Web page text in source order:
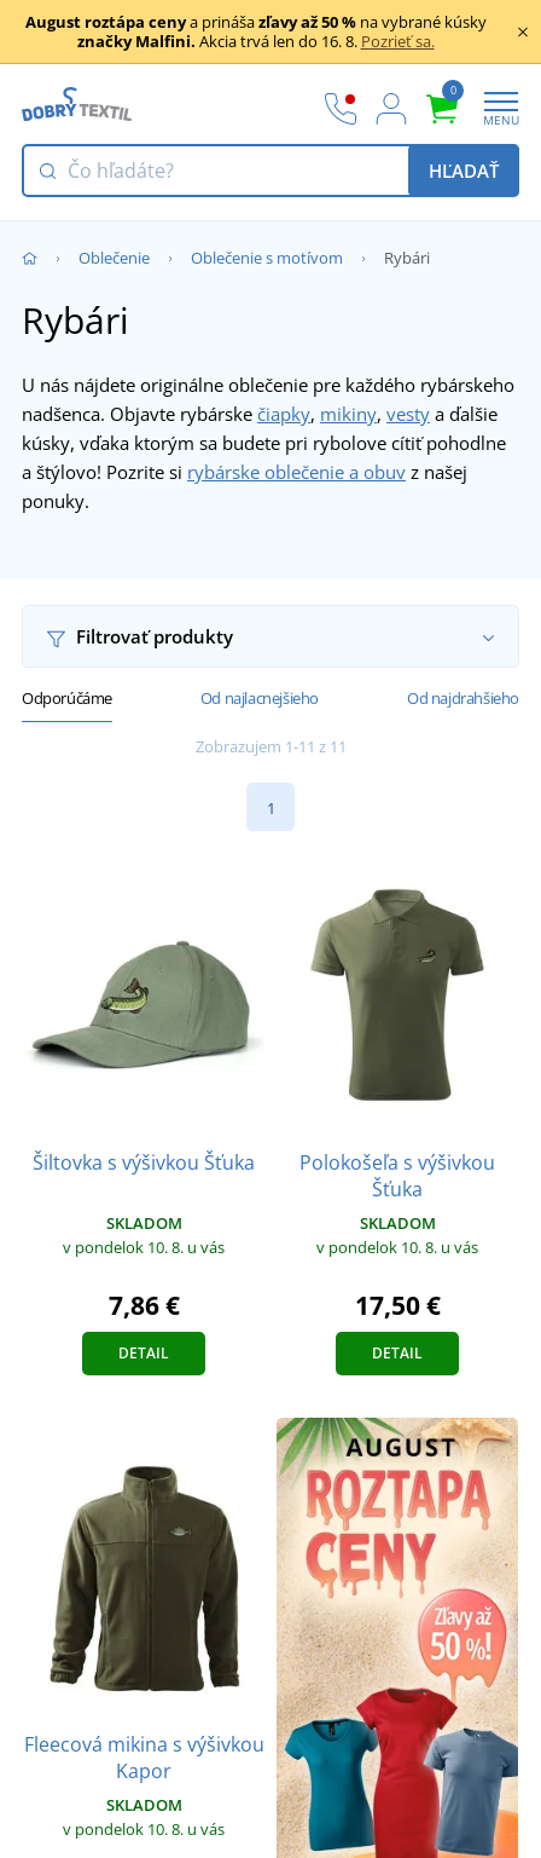
August roztápa cenya prinášazľavy až 50 %na vybrané kúsky
značky Malfini. Akcia trvá len do 16. 8. Pozrieť sa.
0
MENU
HĽADAŤ
Oblečenie Oblečenie s motívom Rybári
Rybári
U nás nájdete originálne oblečenie pre každého rybárskeho
nadšenca. Objavte rybárske čiapky, mikiny, vesty a ďalšie
kúsky, vďaka ktorým sa budete pri rybolove cítiť pohodlne
a štýlovo! Pozrite si rybárske oblečenie a obuv z našej
ponuky.
Filtrovať produkty
Odporúčáme Od najlacnejšieho Od najdrahšieho
Zobrazujem 1-11 z 11
1
Šiltovka s výšivkou Šťuka
SKLADOM
v pondelok 10. 8. u vás
7,86 €
DETAIL
Polokošeľa s výšivkou
Šťuka
SKLADOM
v pondelok 10. 8. u vás
17,50 €
DETAIL
Fleecová mikina s výšivkou
Kapor
SKLADOM
v pondelok 10. 8. u vás